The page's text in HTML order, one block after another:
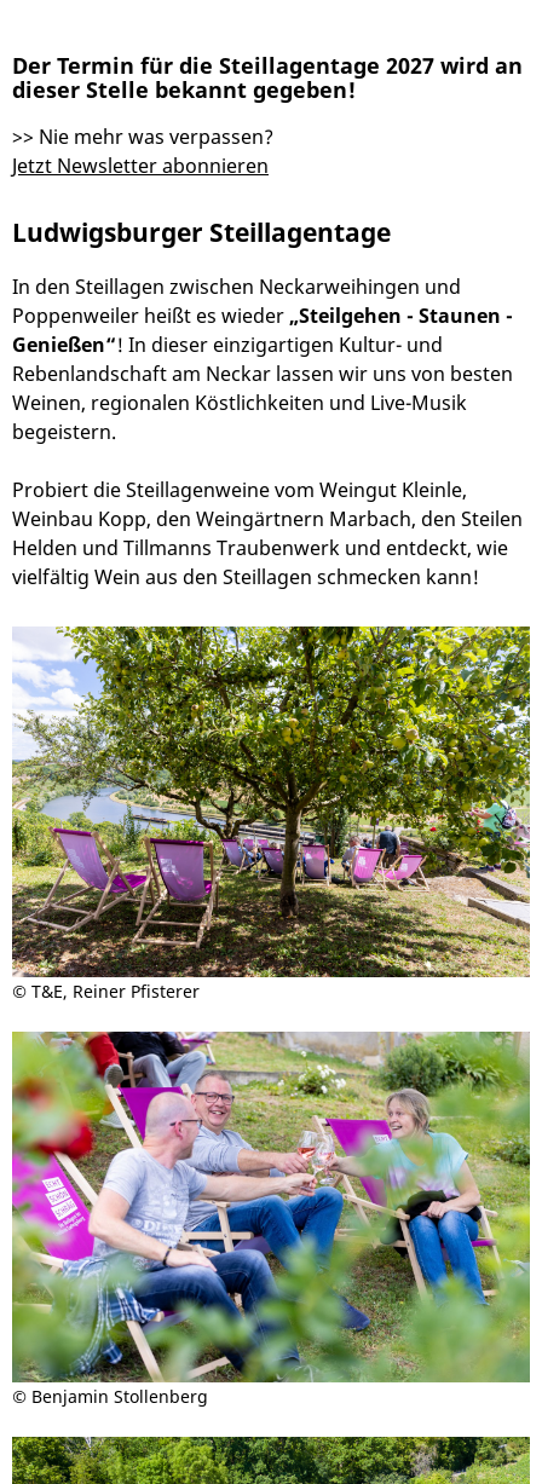
Der Termin für die Steillagentage 2027 wird an
dieser Stelle bekannt gegeben!
>> Nie mehr was verpassen?
Jetzt Newsletter abonnieren
Ludwigsburger Steillagentage
In den Steillagen zwischen Neckarweihingen und
Poppenweiler heißt es wieder „Steilgehen - Staunen -
Genießen“! In dieser einzigartigen Kultur- und
Rebenlandschaft am Neckar lassen wir uns von besten
Weinen, regionalen Köstlichkeiten und Live-Musik
begeistern.
Probiert die Steillagenweine vom Weingut Kleinle,
Weinbau Kopp, den Weingärtnern Marbach, den Steilen
Helden und Tillmanns Traubenwerk und entdeckt, wie
vielfältig Wein aus den Steillagen schmecken kann!
© T&E, Reiner Pfisterer
© Benjamin Stollenberg